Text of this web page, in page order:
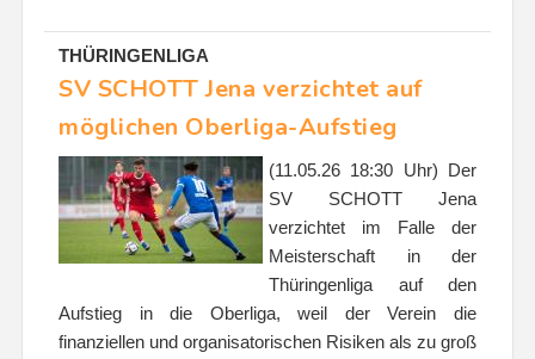
THÜRINGENLIGA
SV SCHOTT Jena verzichtet auf
möglichen Oberliga-Aufstieg
(11.05.26 18:30 Uhr) Der
SV SCHOTT Jena
verzichtet im Falle der
Meisterschaft in der
Thüringenliga auf den
Aufstieg in die Oberliga, weil der Verein die
finanziellen und organisatorischen Risiken als zu groß